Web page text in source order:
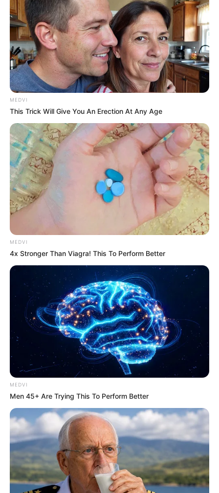
Incentivo.
— Foto/Reprodução.
Aumentou o número deagentes comunitários de saúde e agentes
de combate às endemias que garantiram o pagamento doIFA -
Incentivo Financeiro Adicional. Contudo, os que não receberam
sentiram a reação das entidades ligadas aos Prefeitos e
Secretários de Saúde para os desmotivar, na reivindicação da
gratificação.
Retrospectiva 2022: os avanços, vitórias e derrota dos ACS e
ACE durante o ano.
MEDVI
This Trick Will Give You An Erection At Any Age
MEDVI
4x Stronger Than Viagra! This To Perform Better
MEDVI
Men 45+ Are Trying This To Perform Better